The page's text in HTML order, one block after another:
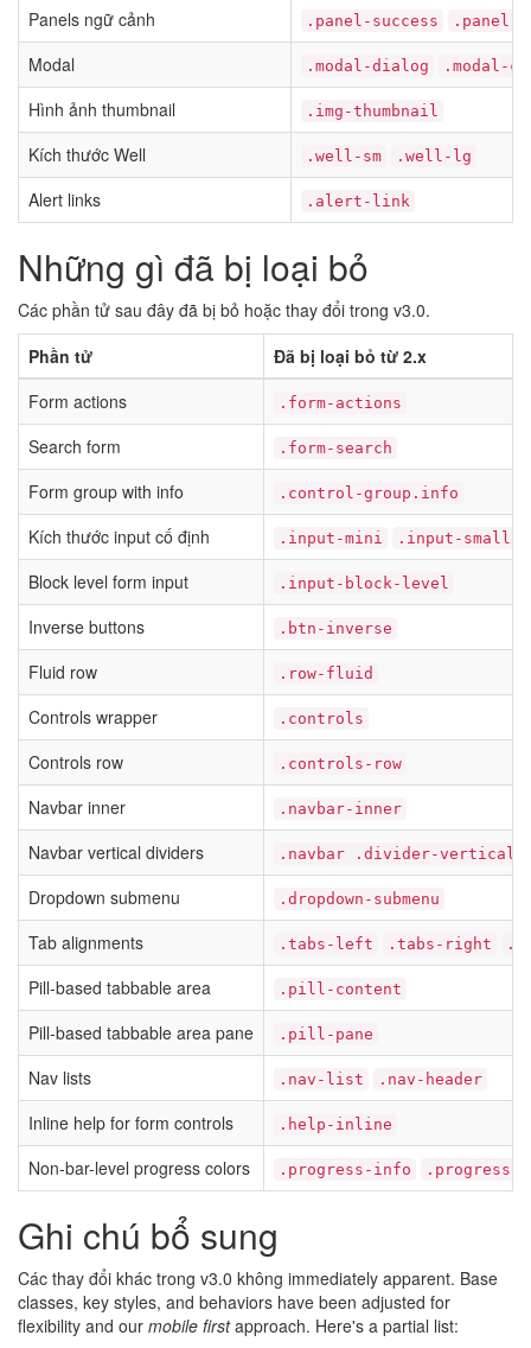
Panels ngữ cảnh .panel-success .panel-
Modal .modal-dialog .modal-
Hình ảnh thumbnail .img-thumbnail
Kích thước Well .well-sm .well-lg
Alert links .alert-link
Những gì đã bị loại bỏ
Các phần tử sau đây đã bị bỏ hoặc thay đổi trong v3.0.
Phần tử
Đã bị loại bỏ từ 2.x
Form actions
.form-actions
Search form .form-search
Form group with info .control-group.info
Kích thước input cố định .input-mini .input-small
Block level form input .input-block-level
Inverse buttons .btn-inverse
Fluid row .row-fluid
Controls wrapper .controls
Controls row .controls-row
Navbar inner .navbar-inner
Navbar vertical dividers .navbar .divider-vertical
Dropdown submenu .dropdown-submenu
Tab alignments .tabs-left .tabs-right
Pill-based tabbable area .pill-content
Pill-based tabbable area pane .pill-pane
Nav lists .nav-list .nav-header
Inline help for form controls .help-inline
Non-bar-level progress colors .progress-info .progress-
Ghi chú bổ sung
Các thay đổi khác trong v3.0 không immediately apparent. Base
classes, key styles, and behaviors have been adjusted for
flexibility and our mobile firstapproach. Here's a partial list: